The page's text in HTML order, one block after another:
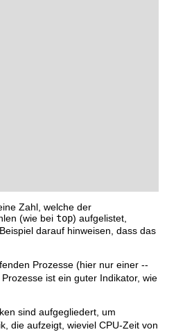
Zahl, welche der
(wie bei top) aufgelistet,
darauf hinweisen, dass das
Prozesse (hier nur einer --
ist ein guter Indikator, wie
sind aufgegliedert, um
die aufzeigt, wieviel CPU-Zeit von